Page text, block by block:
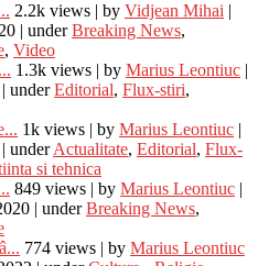
2.2k views | by Vidjean Mihai |
| underBreaking News,
, Video
1.3k views | by Marius Leontiuc |
| underEditorial, Flux-stiri,
1k views | by Marius Leontiuc |
| underActualitate, Editorial, Flux-
si tehnica
849 views | by Marius Leontiuc |
| underBreaking News,
774 views | by Marius Leontiuc